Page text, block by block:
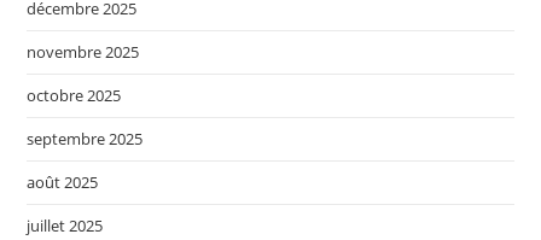
décembre 2025
novembre 2025
octobre 2025
septembre 2025
août 2025
juillet 2025